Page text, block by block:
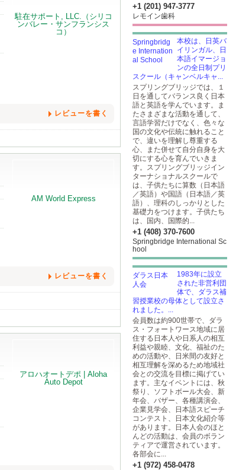
レビューを書く
レビューを書く
+1 (201) 947-3777
レモイン歯科
本校は、日英バ
イリンガル、日
本語イマージョ
ンの全日制プリ
スクール（キャンベルキャ...
スプリングブリッジでは、１
日を通してバランス良く日本
語と英語を学んでいます。ま
たさまざまな活動を通して、
言語学習だけでなく、色々な
国の文化や伝統に触れること
で、違いを理解し尊重する
心、また併せて自分自身を大
切にする心を育んでいきま
す。スプリングブリッジイン
ターナショナルスクールで
は、子供たちに算数（日本語
／英語）や国語（日本語／英
語）、理科のしっかりとした
基礎力をつけます。子供たち
は、国内、国際的...
+1 (408) 370-7600
Springbridge International Sc
hool
1983年に設⽴
された⾮営利団
体で、ダラス補
習授業校の⺟体として設⽴さ
れました。...
会員数は約900世帯で、ダラ
ス・フォートワース地域に居
住する⽇本⼈や⽇系⼈の相互
利益や親睦、⽂化、福祉のた
めの活動や、⽇⽶間の友好と
相互理解を深めるため地域社
会との交流を⽬標に掲げてい
ます。主なイベントには、秋
祭り、ソフトボール⼤会、新
年会、バザー、各種講演会、
企業⾒学会、⽇本語スピーチ
コンテスト、⽇本⽂化紹介等
があります。⽇本⼈会のほと
んどの活動は、会員のボラン
ティアで運営されています。
各部会に...
+1 (972) 458-0478